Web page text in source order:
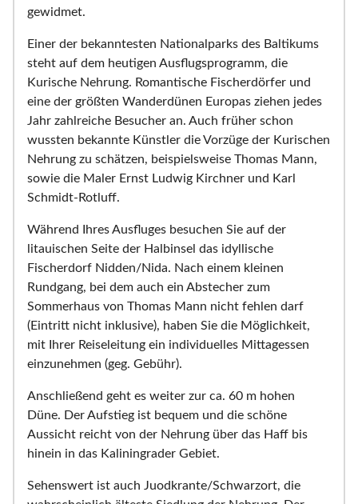
gewidmet.
Einer der bekanntesten Nationalparks des Baltikums
steht auf dem heutigen Ausflugsprogramm, die
Kurische Nehrung. Romantische Fischerdörfer und
eine der größten Wanderdünen Europas ziehen jedes
Jahr zahlreiche Besucher an. Auch früher schon
wussten bekannte Künstler die Vorzüge der Kurischen
Nehrung zu schätzen, beispielsweise Thomas Mann,
sowie die Maler Ernst Ludwig Kirchner und Karl
Schmidt-Rotluff.
Während Ihres Ausfluges besuchen Sie auf der
litauischen Seite der Halbinsel das idyllische
Fischerdorf Nidden/Nida. Nach einem kleinen
Rundgang, bei dem auch ein Abstecher zum
Sommerhaus von Thomas Mann nicht fehlen darf
(Eintritt nicht inklusive), haben Sie die Möglichkeit,
mit Ihrer Reiseleitung ein individuelles Mittagessen
einzunehmen (geg. Gebühr).
Anschließend geht es weiter zur ca. 60 m hohen
Düne. Der Aufstieg ist bequem und die schöne
Aussicht reicht von der Nehrung über das Haff bis
hinein in das Kaliningrader Gebiet.
Sehenswert ist auch Juodkrante/Schwarzort, die